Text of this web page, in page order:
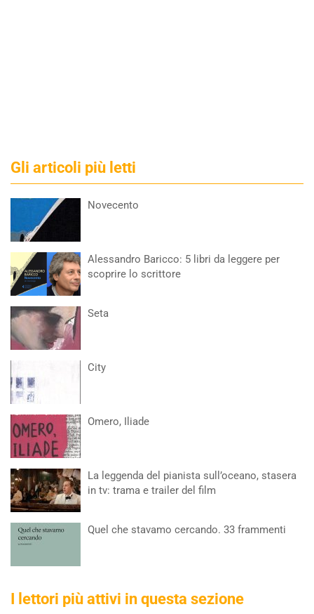
Gli articoli più letti
Novecento
Alessandro Baricco: 5 libri da leggere per
scoprire lo scrittore
Seta
City
Omero, Iliade
La leggenda del pianista sull’oceano, stasera
in tv: trama e trailer del film
Quel che stavamo cercando. 33 frammenti
I lettori più attivi in questa sezione